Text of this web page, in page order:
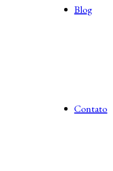
Blog
Contato